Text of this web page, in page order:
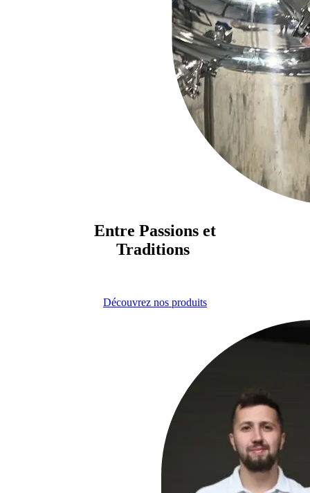
Entre Passions et
Traditions
Découvrez nos produits